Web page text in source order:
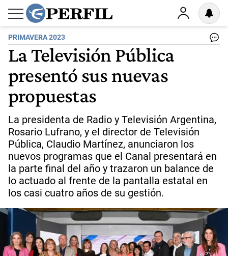
PRIMAVERA 2023
La Televisión Pública
presentó sus nuevas
propuestas
La presidenta de Radio y Televisión Argentina,
Rosario Lufrano, y el director de Televisión
Pública, Claudio Martínez, anunciaron los
nuevos programas que el Canal presentará en
la parte final del año y trazaron un balance de
lo actuado al frente de la pantalla estatal en
los casi cuatro años de su gestión.